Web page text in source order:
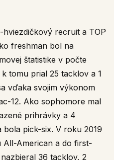
recruit a TOP
freshman bol na
štatistike v počte
tomu prial 25 tacklov a 1
vďaka svojim výkonom
12. Ako sophomore mal
prihrávky a 4
pick-six. V roku 2019
All-American a do first-
36 tacklov, 2